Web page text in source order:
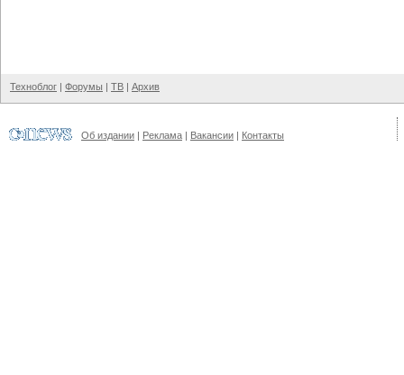
Техноблог | Форумы | ТВ | Архив
Об издании | Реклама | Вакансии | Контакты